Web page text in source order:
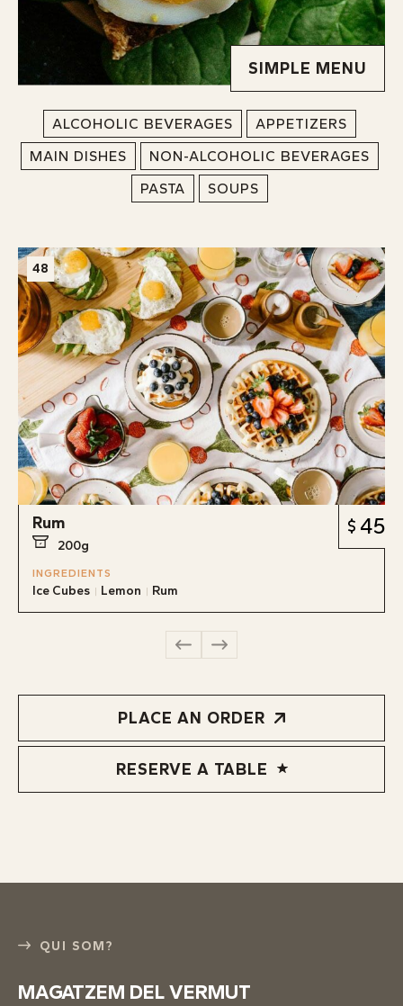
SIMPLE MENU
ALCOHOLIC BEVERAGES
APPETIZERS
MAIN DISHES
NON-ALCOHOLIC BEVERAGES
PASTA
SOUPS
48
Rum
200g
45
INGREDIENTS
Ice Cubes Lemon Rum
PLACE AN ORDER
RESERVE A TABLE
QUI SOM?
MAGATZEM DEL VERMUT